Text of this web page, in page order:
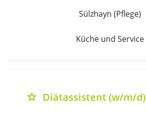
Sülzhayn (Pflege)
Küche und Service
grade Diätassistent (w/m/d)